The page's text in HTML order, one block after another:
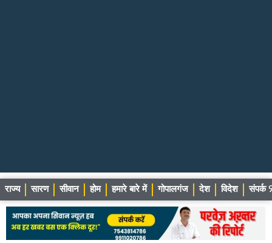
राज्य सारण सीवान होम हमारे बारे में गोपालगंज देश विदेश संपर्क